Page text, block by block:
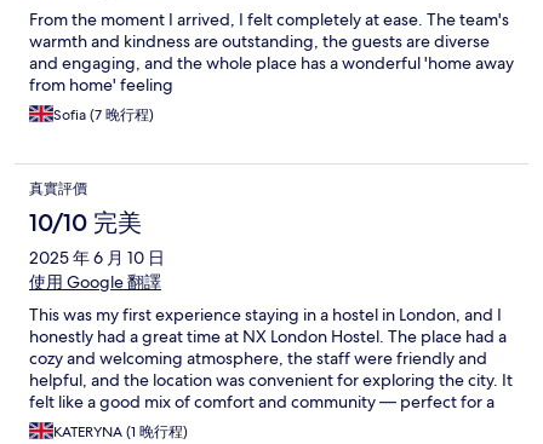
From the moment I arrived, I felt completely at ease. The team's
warmth and kindness are outstanding, the guests are diverse
and engaging, and the whole place has a wonderful 'home away
from home' feeling
Sofia (7 晚行程)
真實評價
10/10 完美
2025 年 6 月 10 日
使用 Google 翻譯
This was my first experience staying in a hostel in London, and I
honestly had a great time at NX London Hostel. The place had a
cozy and welcoming atmosphere, the staff were friendly and
helpful, and the location was convenient for exploring the city. It
felt like a good mix of comfort and community — perfect for a
solo traveler like me. Definitely a memorable stay!
KATERYNA (1 晚行程)